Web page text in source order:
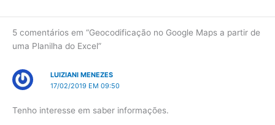
5 comentários em “Geocodificação no Google Maps a partir de
uma Planilha do Excel”
LUIZIANI MENEZES
17/02/2019 EM 09:50
Tenho interesse em saber informações.